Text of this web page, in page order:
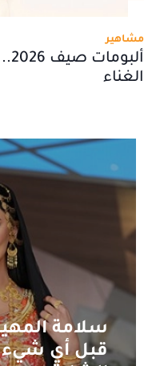
مشاهير
الغناء
سلامة
قبل أي شيء